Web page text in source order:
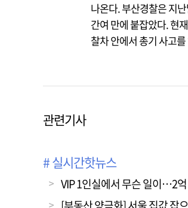
나온다. 부산경찰은 지
간여 만에 붙잡았다. 현
찰차 안에서 총기 사고
관련기사
# 실시간핫뉴스
VIP 1인실에서 무슨 일이…2